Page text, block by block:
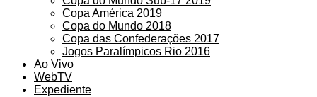
Copa América 2019
Copa do Mundo 2018
Copa das Confederações 2017
Jogos Paralímpicos Rio 2016
Ao Vivo
WebTV
Expediente